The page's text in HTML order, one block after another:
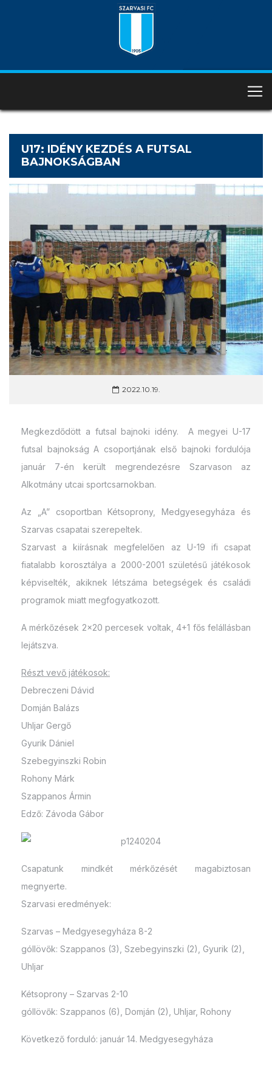
U17: IDÉNY KEZDÉS A FUTSAL
BAJNOKSÁGBAN
2022.10.19.
Megkezdődött a futsal bajnoki idény. A megyei U-17
futsal bajnokság A csoportjának első bajnoki fordulója
január 7-én került megrendezésre Szarvason az
Alkotmány utcai sportcsarnokban.
Az „A” csoportban Kétsoprony, Medgyesegyháza és
Szarvas csapatai szerepeltek.
Szarvast a kiírásnak megfelelően az U-19 ifi csapat
fiatalabb korosztálya a 2000-2001 születésű játékosok
képviselték, akiknek létszáma betegségek és családi
programok miatt megfogyatkozott.
A mérkőzések 2×20 percesek voltak, 4+1 fős felállásban
lejátszva.
Részt vevő játékosok:
Debreczeni Dávid
Domján Balázs
Uhljar Gergő
Gyurik Dániel
Szebegyinszki Robin
Rohony Márk
Szappanos Ármin
Edző: Závoda Gábor
Csapatunk mindkét mérkőzését magabiztosan
megnyerte.
Szarvasi eredmények:
Szarvas – Medgyesegyháza 8-2
góllövők: Szappanos (3), Szebegyinszki (2), Gyurik (2),
Uhljar
Kétsoprony – Szarvas 2-10
góllövők: Szappanos (6), Domján (2), Uhljar, Rohony
Következő forduló: január 14. Medgyesegyháza